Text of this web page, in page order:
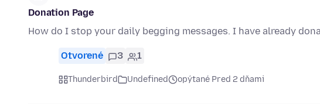
Donation Page
How do I stop your daily begging messages. I have already
Otvorené 3 1
Thunderbird Undefined opýtané Pred 2 dňami